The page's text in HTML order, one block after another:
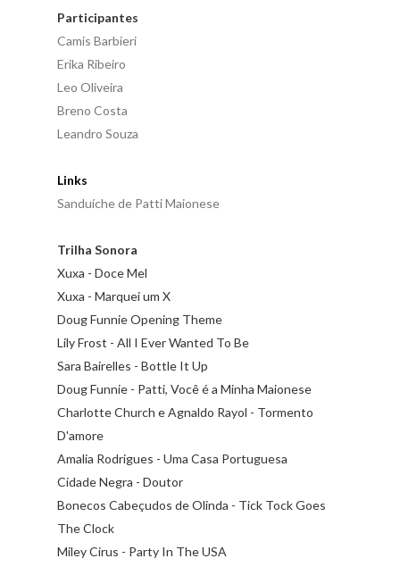
Participantes
Camis Barbieri
Erika Ribeiro
Leo Oliveira
Breno Costa
Leandro Souza
Links
Sanduíche de Patti Maionese
Trilha Sonora
Xuxa - Doce Mel
Xuxa - Marquei um X
Doug Funnie Opening Theme
Lily Frost - All I Ever Wanted To Be
Sara Bairelles - Bottle It Up
Doug Funnie - Patti, Você é a Minha Maionese
Charlotte Church e Agnaldo Rayol - Tormento
D'amore
Amalia Rodrigues - Uma Casa Portuguesa
Cidade Negra - Doutor
Bonecos Cabeçudos de Olinda - Tick Tock Goes
The Clock
Miley Cirus - Party In The USA